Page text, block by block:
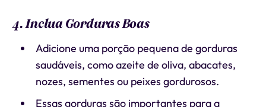
4. Inclua Gorduras Boas
Adicione uma porção pequena de gorduras
saudáveis, como azeite de oliva, abacates,
nozes, sementes ou peixes gordurosos.
Essas gorduras são importantes para a